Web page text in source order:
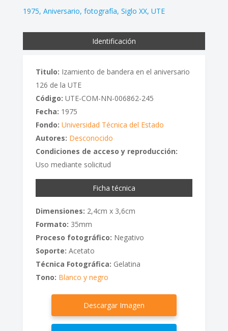
1975 Aniversario fotografía Siglo XX UTE
Identificación
Titulo: Izamiento de bandera en el aniversario
126 de la UTE
Código: UTE-COM-NN-006862-245
Fecha: 1975
Fondo: Universidad Técnica del Estado
Autores: Desconocido
Condiciones de acceso y reproducción:
Uso mediante solicitud
Ficha técnica
Dimensiones: 2,4cm x 3,6cm
Formato: 35mm
Proceso fotográfico: Negativo
Soporte: Acetato
Técnica Fotográfica: Gelatina
Tono: Blanco y negro
Descargar Imagen